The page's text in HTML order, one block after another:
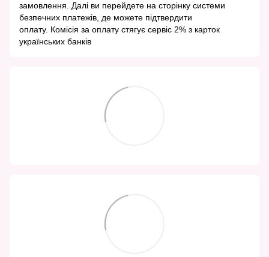
замовлення. Далі ви перейдете на сторінку системи
безпечних платежів, де можете підтвердити
оплату. Комісія за оплату стягує сервіс 2% з карток
українських банків